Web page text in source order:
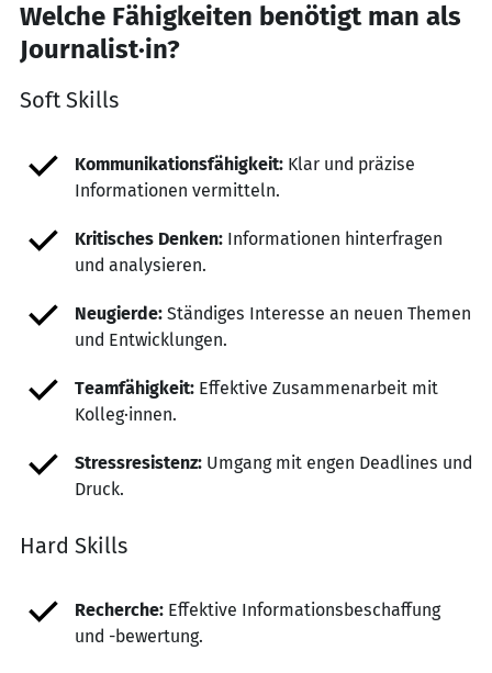
Welche Fähigkeiten benötigt man als
Journalist·in?
Soft Skills
Kommunikationsfähigkeit: Klar und präzise
Informationen vermitteln.
Kritisches Denken: Informationen hinterfragen
und analysieren.
Neugierde: Ständiges Interesse an neuen Themen
und Entwicklungen.
Teamfähigkeit: Effektive Zusammenarbeit mit
Kolleg·innen.
Stressresistenz: Umgang mit engen Deadlines und
Druck.
Hard Skills
Recherche: Effektive Informationsbeschaffung
und -bewertung.